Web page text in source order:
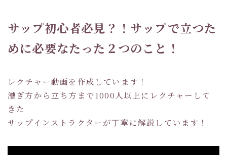
サップ初心者必見？！サップで立つた
めに必要なたった２つのこと！
レクチャー動画を作成しています！
漕ぎ方から立ち方まで1000人以上にレクチャーして
きた
サップインストラクターが丁寧に解説しています！